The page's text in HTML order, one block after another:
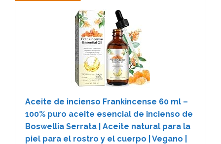
Aceite de incienso Frankincense 60 ml –
100% puro aceite esencial de incienso de
Boswellia Serrata | Aceite natural para la
piel para el rostro y el cuerpo | Vegano |